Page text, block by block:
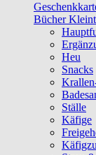
Bücher
Heu
Snacks
Ställe
Käfige